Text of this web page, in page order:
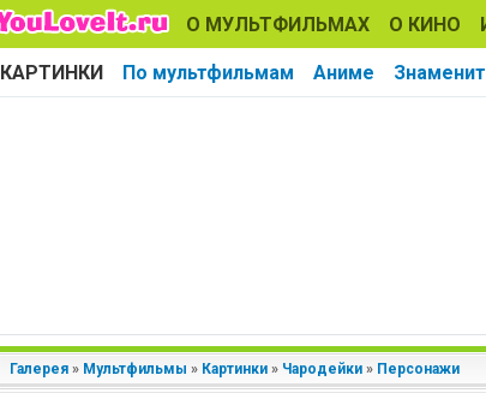
О МУЛЬТФИЛЬМАХ О КИНО
КАРТИНКИ По мультфильмам Аниме
Галерея » Мультфильмы » Картинки » Чародейки » Персонажи